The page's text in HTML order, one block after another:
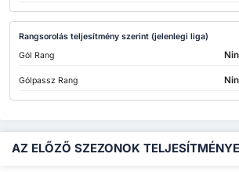
Rangsorolás teljesítmény szerint (jelenlegi liga)
Gól Rang
Gólpassz Rang
AZ ELŐZŐ SZEZONOK